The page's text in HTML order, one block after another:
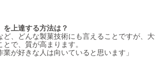
達する方法は？
ど、どんな製菓技術にも言えることですが、
で、質が高まります。
が好きな人は向いていると思います」